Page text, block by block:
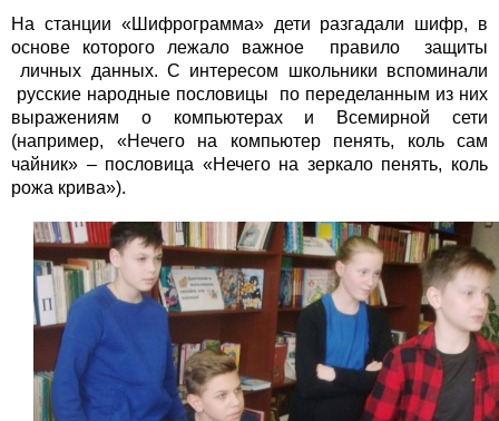
На станции «Шифрограмма» дети разгадали шифр, в
основе которого лежало важное правило защиты
личных данных. С интересом школьники вспоминали
русские народные пословицы по переделанным из них
выражениям о компьютерах и Всемирной сети
(например, «Нечего на компьютер пенять, коль сам
чайник» – пословица «Нечего на зеркало пенять, коль
рожа крива»).